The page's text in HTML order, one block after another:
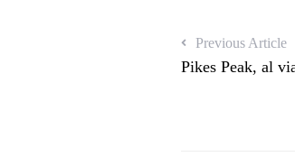
Previous Article
Pikes Peak, al